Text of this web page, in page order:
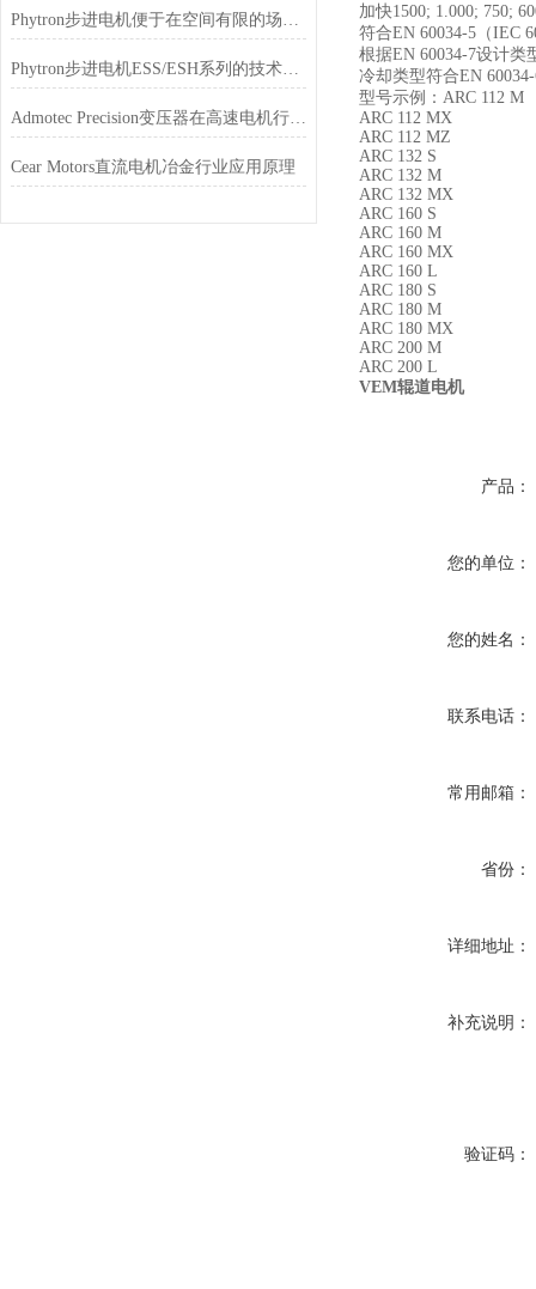
Phytron步进电机便于在空间有限的场合安装和使用
Phytron步进电机ESS/ESH系列的技术特点
Admotec Precision变压器在高速电机行业的应用特点
Cear Motors直流电机冶金行业应用原理
加快1500; 1.000; 750;
符合EN 60034-5（IEC
根据EN 60034-7设计
冷却类型符合EN
型号示例：ARC 112 M
ARC 112 MX
ARC 112 MZ
ARC 132 S
ARC 132 M
ARC 132 MX
ARC 160 S
ARC 160 M
ARC 160 MX
ARC 160 L
ARC 180 S
ARC 180 M
ARC 180 MX
ARC 200 M
ARC 200 L
VEM辊道电机
产品：
您的单位：
您的姓名：
联系电话：
常用邮箱：
省份：
详细地址：
补充说明：
验证码：